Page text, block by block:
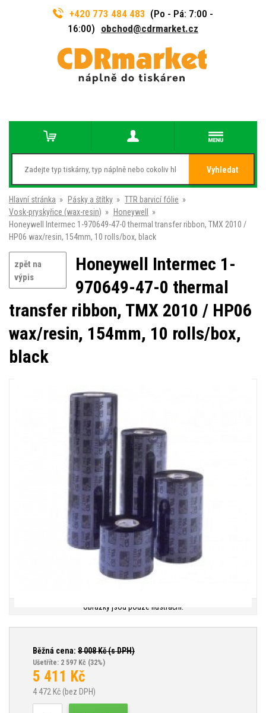
+420 773 484 483 (Po - Pá: 7:00 -
16:00) obchod@cdrmarket.cz
Vyhledat
Hlavní stránka » Pásky a štítky » TTR barvicí fólie »
Vosk-pryskyřice (wax-resin) » Honeywell
»
Honeywell Intermec 1-970649-47-0 thermal transfer ribbon, TMX 2010 /
HP06 wax/resin, 154mm, 10 rolls/box, black
zpět na
výpis
Honeywell Intermec 1-
970649-47-0 thermal
transfer ribbon, TMX 2010 / HP06
wax/resin, 154mm, 10 rolls/box,
black
Obrázky jsou pouze ilustrační.
Běžná cena: 8 008Kč (s DPH)
Ušetříte: 2 597 Kč (32%)
5 411 Kč
4 472 Kč (bez DPH)